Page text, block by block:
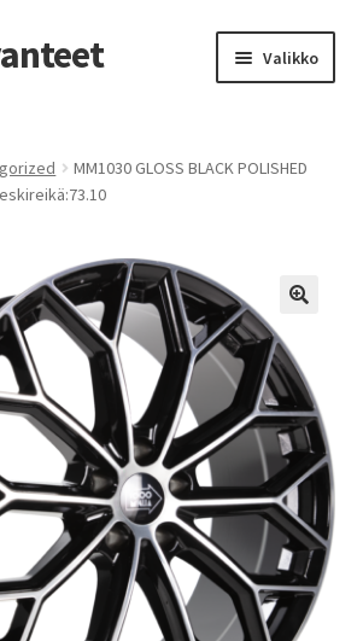
Valikko
MM1030 GLOSS BLACK POLISHED